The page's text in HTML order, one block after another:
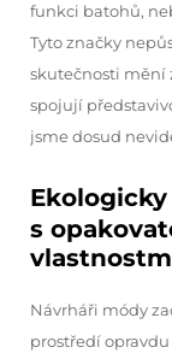
funkci batohů,
Tyto značky
skutečnosti mění
spojují
jsme dosud
s
Návrháři módy
prostředí